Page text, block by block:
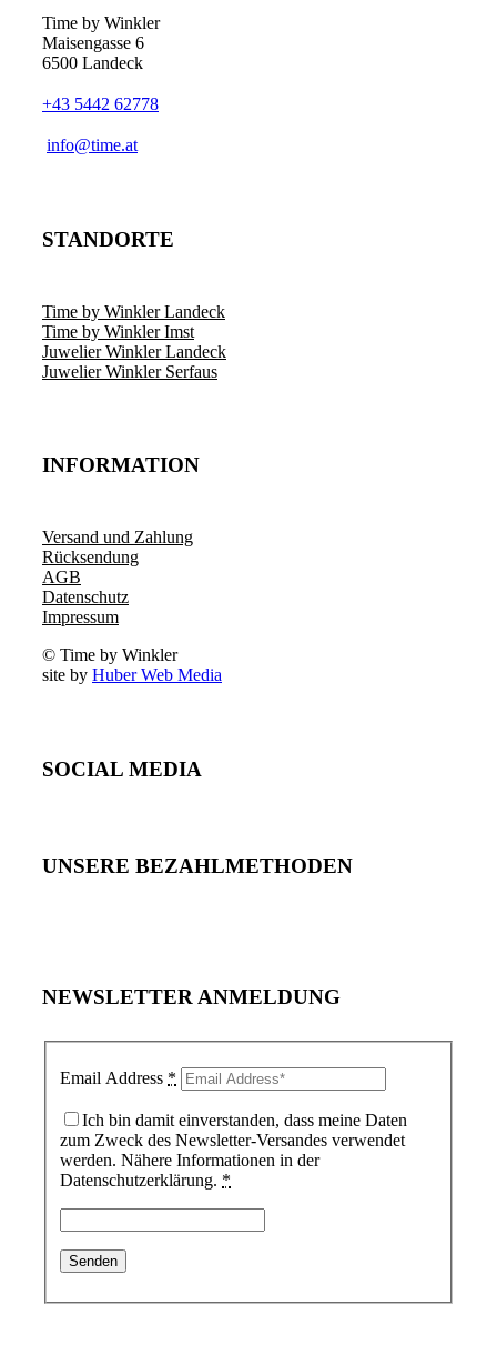
Time by Winkler
Maisengasse 6
6500 Landeck
+43 5442 62778
­info@time.at
STANDORTE
Time by Winkler Landeck
Time by Winkler Imst
Juwelier Winkler Landeck
Juwelier Winkler Serfaus
INFORMATION
Versand und Zahlung
Rücksendung
AGB
Datenschutz
Impressum
© Time by Winkler
site by Huber Web Media
SOCIAL MEDIA
UNSERE BEZAHLMETHODEN
NEWSLETTER ANMELDUNG
Email Address *
Ich bin damit einverstanden, dass meine Daten
zum Zweck des Newsletter-Versandes verwendet
werden. Nähere Informationen in der
Datenschutzerklärung. *